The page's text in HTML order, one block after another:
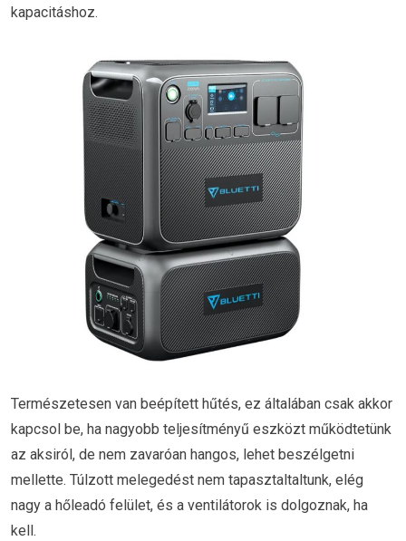
kapacitáshoz.
Természetesen van beépített hűtés, ez általában csak akkor
kapcsol be, ha nagyobb teljesítményű eszközt működtetünk
az aksiról, de nem zavaróan hangos, lehet beszélgetni
mellette. Túlzott melegedést nem tapasztaltaltunk, elég
nagy a hőleadó felület, és a ventilátorok is dolgoznak, ha
kell.